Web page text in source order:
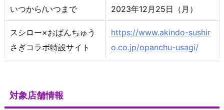
いつから/いつまで
2023年12月25日（月）
スシロー×おぱんちゅう
さぎコラボ特設サイト
https://www.akindo-sushir
o.co.jp/opanchu-usagi/
対象店舗情報